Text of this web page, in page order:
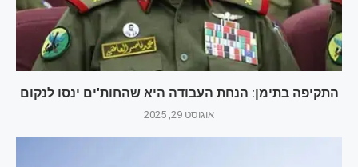
התקיפה בתימן: הנחת העבודה היא שהחות'ים ינסו לנקום
אוגוסט 29, 2025